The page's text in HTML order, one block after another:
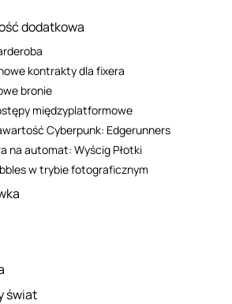
dodatkowa
kontrakty dla fixera
bronie
międzyplatformowe
Cyberpunk: Edgerunners
na automat: Wyścig Płotki
w trybie fotograficznym
świat